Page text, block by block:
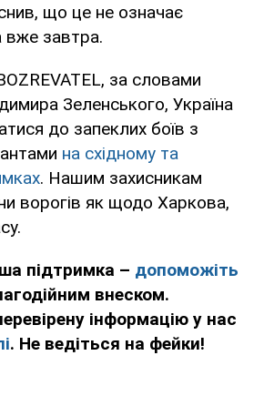
що це не означає
вже завтра.
за словами
Зеленського, Україна
до запеклих боїв з
на східному та
. Нашим захисникам
ворогів як щодо Харкова,
підтримка – допоможіть
внеском.
інформацію у нас
. Не ведіться на фейки!